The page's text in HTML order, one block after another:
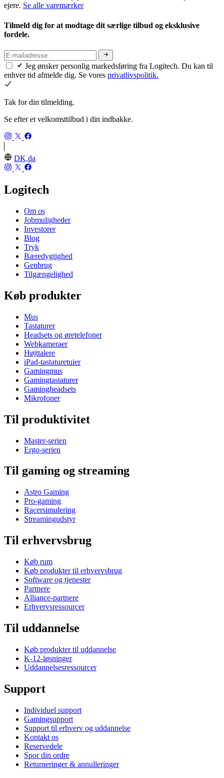
ejere. Se alle varemærker
Tilmeld dig for at modtage dit særlige tilbud og eksklusive
fordele.
Jeg ønsker personlig markedsføring fra Logitech. Du kan til
enhver tid afmelde dig. Se vores privatlivspolitik.
Tak for din tilmelding.
Se efter et velkomsttilbud i din indbakke.
DK,da
Logitech
Om os
Jobmuligheder
Investorer
Blog
Tryk
Bæredygtighed
Genbrug
Tilgængelighed
Køb produkter
Mus
Tastaturer
Headsets og øretelefoner
Webkameraer
Højttalere
iPad-tastaturetuier
Gamingmus
Gamingtastaturer
Gamingheadsets
Mikrofoner
Til produktivitet
Master-serien
Ergo-serien
Til gaming og streaming
Astro Gaming
Pro-gaming
Racersimulering
Streamingudstyr
Til erhvervsbrug
Køb rum
Køb produkter til erhvervsbrug
Software og tjenester
Partnere
Alliance-partnere
Erhvervsressourcer
Til uddannelse
Køb produkter til uddannelse
K-12-løsninger
Uddannelsesressourcer
Support
Individuel support
Gamingsupport
Support til erhverv og uddannelse
Kontakt os
Reservedele
Spor din ordre
Returneringer & annulleringer